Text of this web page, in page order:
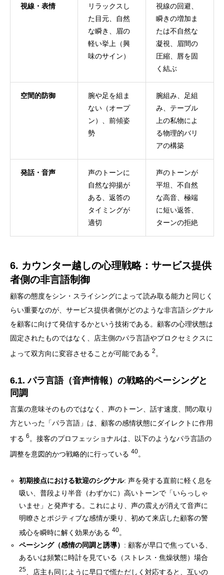
視線・表情
リラックスし
た目元、自然
な瞬き、眉の
軽い挙上（興
味のサイン）
視線の回避、
瞬きの増加ま
たは不自然な
凝視、眉間の
圧縮、唇を固
く結ぶ
空間的防御
腕や足を組ま
ない（オープ
ン）、前傾姿
勢
腕組み、足組
み、テーブル
上の私物によ
る物理的バリ
アの構築
発話・音声
声のトーンに
自然な抑揚が
ある、返答の
タイミングが
適切
声のトーンが
平坦、不自然
な高音、極端
に短い返答、
ターンの拒絶
6. カウンター越しの心理戦略：サービス提供
者側の非言語制御
顧客の態度をシン・スライシングによって読み取る能力と同じく
らい重要なのが、サービス提供者側がどのような非言語シグナル
を顧客に向けて発信するかという技術である。顧客の心理状態は
固定されたものではなく、店主側のパラ言語やプロクセミクスに
よって双方向に変容させることが可能である 2 。
6.1. パラ言語（音声情報）の戦略的ペーシングと
同調
言葉の意味そのものではなく、声のトーン、話す速度、間の取り
方といった「パラ言語」は、顧客の感情状態にダイレクトに作用
する 6 。接客のプロフェッショナルは、以下のようなパラ言語の
調整を意図的かつ戦略的に行っている 40。
初期接点における歓迎のシグナル: 声を発する直前に軽く息を
吸い、普段より半音（わずかに）高いトーンで「いらっしゃ
いませ」と発声する。これにより、声の震えが消えて音声に
明瞭さとポジティブな感情が乗り、初めて来店した顧客の警
戒心を瞬時に解く効果がある40。
ペーシング（感情の同調と誘導） : 顧客が早口で焦っている、
あるいは頻繁に時計を見ている（ストレス・焦燥状態）場合
25 、店主も同じように早口で慌ただしく対応すると、互いの